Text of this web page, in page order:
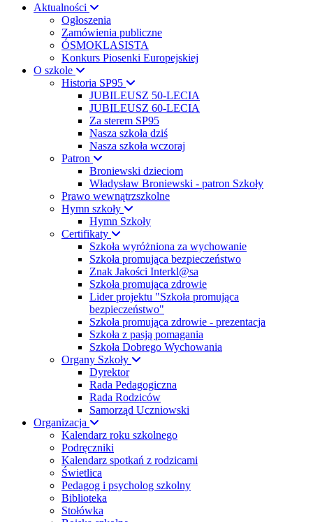
Aktualności
Ogłoszenia
Zamówienia publiczne
ÓSMOKLASISTA
Konkurs Piosenki Europejskiej
O szkole
Historia SP95
JUBILEUSZ 50-LECIA
JUBILEUSZ 60-LECIA
Za sterem SP95
Nasza szkoła dziś
Nasza szkoła wczoraj
Patron
Broniewski dzieciom
Władysław Broniewski - patron Szkoły
Prawo wewnątrzszkolne
Hymn szkoły
Hymn Szkoły
Certifikaty
Szkoła wyróżniona za wychowanie
Szkoła promująca bezpieczeństwo
Znak Jakości Interkl@sa
Szkoła promująca zdrowie
Lider projektu "Szkoła promująca
bezpieczeństwo"
Szkoła promująca zdrowie - prezentacja
Szkoła z pasją pomagania
Szkoła Dobrego Wychowania
Organy Szkoły
Dyrektor
Rada Pedagogiczna
Rada Rodziców
Samorząd Uczniowski
Organizacja
Kalendarz roku szkolnego
Podręczniki
Kalendarz spotkań z rodzicami
Świetlica
Pedagog i psycholog szkolny
Biblioteka
Stołówka